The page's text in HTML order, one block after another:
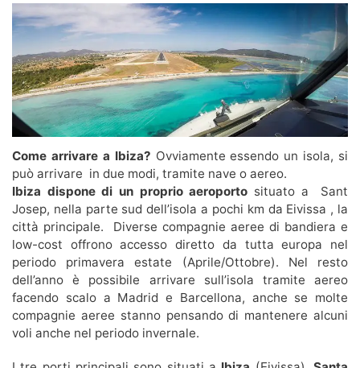
Come arrivare a Ibiza? Ovviamente essendo un isola, si
può arrivare in due modi, tramite nave o aereo.
Ibiza dispone di un proprio aeroporto situato a Sant
Josep, nella parte sud dell’isola a pochi km da Eivissa , la
città principale. Diverse compagnie aeree di bandiera e
low-cost offrono accesso diretto da tutta europa nel
periodo primavera estate (Aprile/Ottobre). Nel resto
dell’anno è possibile arrivare sull’isola tramite aereo
facendo scalo a Madrid e Barcellona, anche se molte
compagnie aeree stanno pensando di mantenere alcuni
voli anche nel periodo invernale.